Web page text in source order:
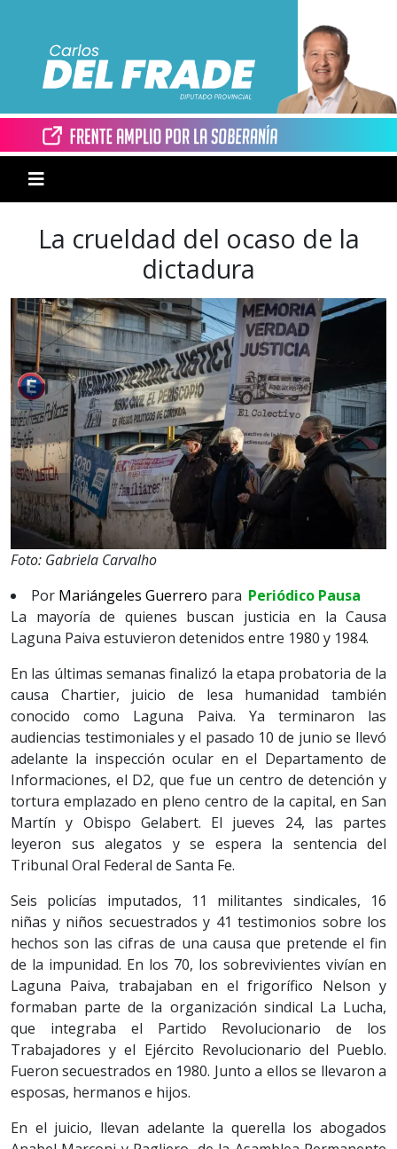
La crueldad del ocaso de la
dictadura
Foto: Gabriela Carvalho
Por Mariángeles Guerrero para Periódico Pausa
La mayoría de quienes buscan justicia en la Causa
Laguna Paiva estuvieron detenidos entre 1980 y 1984.
En las últimas semanas finalizó la etapa probatoria de la
causa Chartier, juicio de lesa humanidad también
conocido como Laguna Paiva. Ya terminaron las
audiencias testimoniales y el pasado 10 de junio se llevó
adelante la inspección ocular en el Departamento de
Informaciones, el D2, que fue un centro de detención y
tortura emplazado en pleno centro de la capital, en San
Martín y Obispo Gelabert. El jueves 24, las partes
leyeron sus alegatos y se espera la sentencia del
Tribunal Oral Federal de Santa Fe.
Seis policías imputados, 11 militantes sindicales, 16
niñas y niños secuestrados y 41 testimonios sobre los
hechos son las cifras de una causa que pretende el fin
de la impunidad. En los 70, los sobrevivientes vivían en
Laguna Paiva, trabajaban en el frigorífico Nelson y
formaban parte de la organización sindical La Lucha,
que integraba el Partido Revolucionario de los
Trabajadores y el Ejército Revolucionario del Pueblo.
Fueron secuestrados en 1980. Junto a ellos se llevaron a
esposas, hermanos e hijos.
En el juicio, llevan adelante la querella los abogados